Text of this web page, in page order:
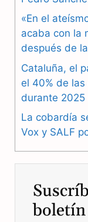
o
o
k
«En el
acaba con la
después de
Cataluña, el
el 40% de
durante 2025
La cobardía
Vox y SALF
boletín